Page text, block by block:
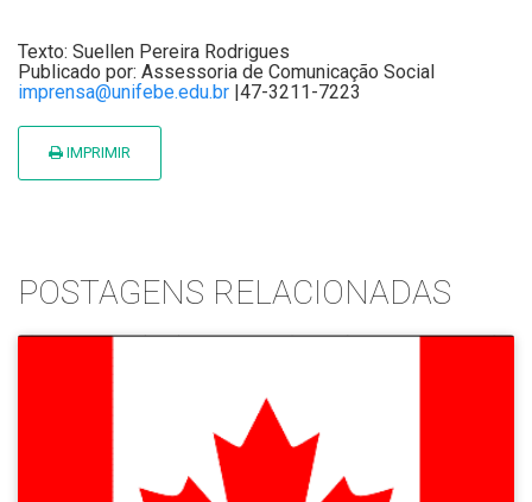
Texto: Suellen Pereira Rodrigues
Publicado por: Assessoria de Comunicação Social
imprensa@unifebe.edu.br |47-3211-7223
IMPRIMIR
POSTAGENS RELACIONADAS